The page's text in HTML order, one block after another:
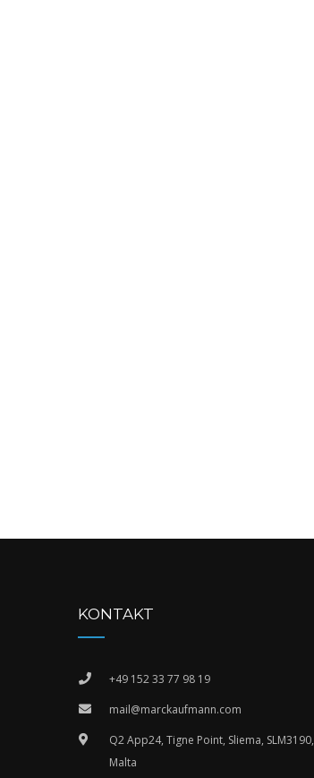
KONTAKT
+49 152 33 77 98 19
mail@marckaufmann.com
Q2 App24, Tigne Point, Sliema, SLM3190,
Malta